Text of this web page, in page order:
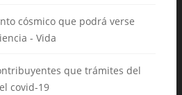
cósmico que podrá verse
- Vida
que trámites del
covid-19